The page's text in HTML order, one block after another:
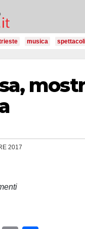
musica spettacoli
2017